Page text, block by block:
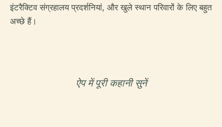
इंटरैक्टिव संग्रहालय प्रदर्शनियां, और खुले स्थान परिवारों के लिए बहुत
अच्छे हैं।
ऐप में पूरी कहानी सुनें